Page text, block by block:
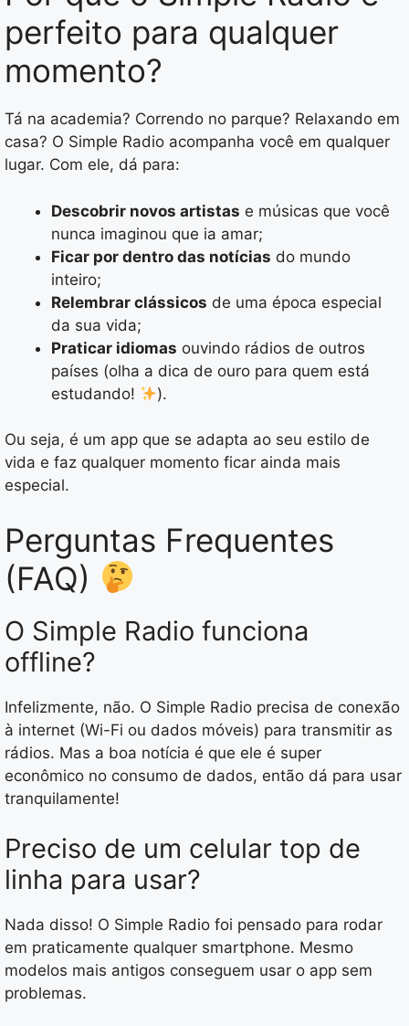
perfeito para qualquer
momento?
Tá na academia? Correndo no parque? Relaxando em
casa? O Simple Radio acompanha você em qualquer
lugar. Com ele, dá para:
Descobrir novos artistas e músicas que você
nunca imaginou que ia amar;
Ficar por dentro das notícias do mundo
inteiro;
Relembrar clássicos de uma época especial
da sua vida;
Praticar idiomas ouvindo rádios de outros
países (olha a dica de ouro para quem está
estudando!
).
Ou seja, é um app que se adapta ao seu estilo de
vida e faz qualquer momento ficar ainda mais
especial.
Perguntas Frequentes
(FAQ)
O Simple Radio funciona
offline?
Infelizmente, não. O Simple Radio precisa de conexão
à internet (Wi-Fi ou dados móveis) para transmitir as
rádios. Mas a boa notícia é que ele é super
econômico no consumo de dados, então dá para usar
tranquilamente!
Preciso de um celular top de
linha para usar?
Nada disso! O Simple Radio foi pensado para rodar
em praticamente qualquer smartphone. Mesmo
modelos mais antigos conseguem usar o app sem
problemas.